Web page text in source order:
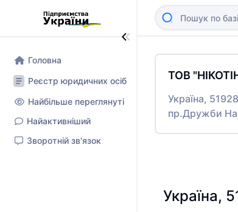
Головна
Реєстр юридичних осіб
Найбільше переглянуті
Найактивніший
Зворотній зв'язок
ТОВ
Україна,
пр.Дружби
Україна,